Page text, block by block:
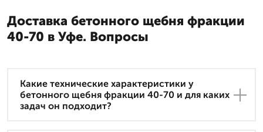
Доставка бетонного щебня фракции
40-70 в Уфе. Вопросы
Какие технические характеристики у
бетонного щебня фракции 40-70 и для каких
задач он подходит?